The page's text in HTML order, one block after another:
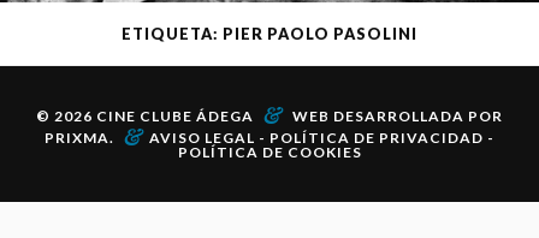
ETIQUETA: PIER PAOLO PASOLINI
© 2026 CINE CLUBE ÁDEGA & WEB DESARROLLADA POR
PRIXMA. & AVISO LEGAL - POLÍTICA DE PRIVACIDAD -
POLÍTICA DE COOKIES